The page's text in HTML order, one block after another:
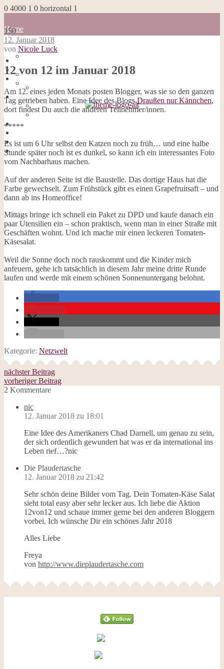
0 4000 1 0 horizontal 1
Home
Blog
about me
Impressum
Datenschutzerklärung
Galerie
Opal-Abos
Strickblogs
Hörbücher
150
Home
Blog
about me
100 Dinge
Impressum
Datenschutzerklärung
Cookies
Galerie
Strickblogs
Hörbücher
12. Januar 2018
von Nicole Luck
12 von 12 im Januar 2018
Am 12. eines jeden Monats posten Blogger, was sie so den ganzen
Tag getrieben haben. Eine Idee des BlogsDraußen nur Kännchen,
dort findest Du auch die anderen Teilnehmer/innen.
*****
Es ist um 6 Uhr selbst den Katzen noch zu früh… und eine halbe
Stunde später noch ist es dunkel, so kann ich ein interessantes Foto
vom Nachbarhaus machen.
Auf der anderen Seite ist die Baustelle. Das dortige Haus hat die
Farbe gewechselt. Zum Frühstück gibt es einen Grapefruitsaft – und
dann ab ins Homeoffice!
Mittags bringe ich schnell ein Paket zu DPD und kaufe danach ein
paar Utensilien ein – schon praktisch, wenn man in einer Straße mit
Geschäften wohnt. Und ich mache mir einen leckeren Tomaten-
Käsesalat.
Weil die Sonne doch noch rauskommt und die Kinder mich
anfeuern, gehe ich tatsächlich in diesem Jahr meine dritte Runde
laufen und werde mit einem schönen Sonnenuntergang belohnt.
Kategorie: Netzwelt
nächster Beitrag
vorheriger Beitrag
2 Kommentare
nic
12. Januar 2018 zu 18:01
Eine Idee des Amerikaners Chad Darnell, um genau zu sein,
der sich ordentlich gewundert hat was er da international ins
Leben rief…?nic
Die Plaudertasche
12. Januar 2018 zu 21:42
Sehr schön deine Bilder vom Tag. Dein Tomaten-Käse Salat
sieht total easy aber sehr lecker aus. Ich liebe die Aktion
12von12 und schaue immer gerne bei den anderen Bloggern
vorbei. Ich wünsche Dir ein schönes Jahr 2018
Alles Liebe
Freya
von http://www.dieplaudertasche.com